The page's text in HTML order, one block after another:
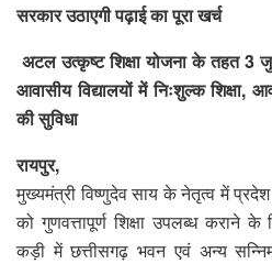
सरकार उठाएगी पढ़ाई का पूरा खर्च
अटल उत्कृष्ट शिक्षा योजना के तहत 3
आवासीय विद्यालयों में निःशुल्क
की सुविधा
रायपुर,
मुख्यमंत्री विष्णुदेव साय के नेतृत्व में
को गुणवत्तापूर्ण शिक्षा उपलब्ध कराने
कड़ी में छत्तीसगढ़ भवन एवं अन्य